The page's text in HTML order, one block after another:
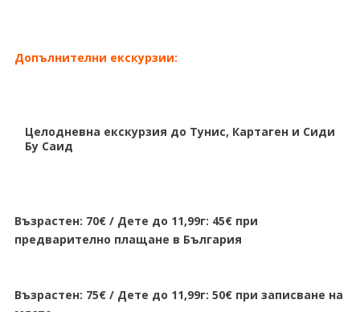
Допълнителни екскурзии:
Целодневна екскурзия до Тунис, Картаген и Сиди
Бу Саид
Възрастен: 70€ / Дете до 11,99г: 45€ при
предварително плащане в България
Възрастен: 75€ / Дете до 11,99г: 50€ при записване на